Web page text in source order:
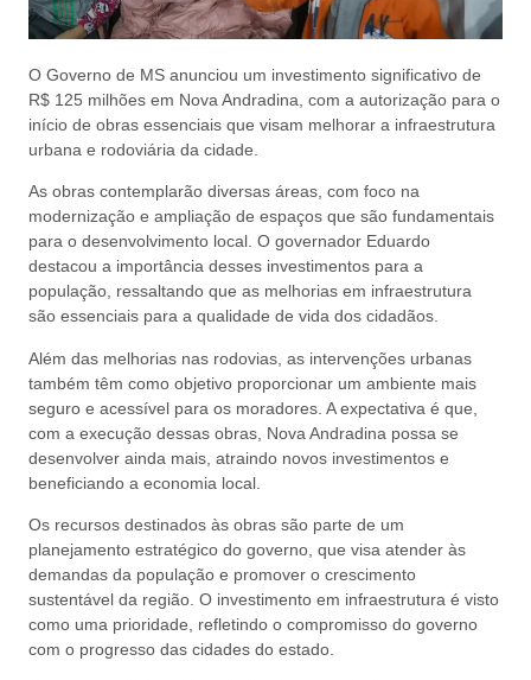
O Governo de MS anunciou um investimento significativo de
R$ 125 milhões em Nova Andradina, com a autorização para o
início de obras essenciais que visam melhorar a infraestrutura
urbana e rodoviária da cidade.
As obras contemplarão diversas áreas, com foco na
modernização e ampliação de espaços que são fundamentais
para o desenvolvimento local. O governador Eduardo
destacou a importância desses investimentos para a
população, ressaltando que as melhorias em infraestrutura
são essenciais para a qualidade de vida dos cidadãos.
Além das melhorias nas rodovias, as intervenções urbanas
também têm como objetivo proporcionar um ambiente mais
seguro e acessível para os moradores. A expectativa é que,
com a execução dessas obras, Nova Andradina possa se
desenvolver ainda mais, atraindo novos investimentos e
beneficiando a economia local.
Os recursos destinados às obras são parte de um
planejamento estratégico do governo, que visa atender às
demandas da população e promover o crescimento
sustentável da região. O investimento em infraestrutura é visto
como uma prioridade, refletindo o compromisso do governo
com o progresso das cidades do estado.